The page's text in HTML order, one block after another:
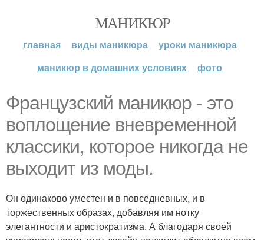
МАНИКЮР
главная виды маникюра
уроки маникюра
маникюр в домашних условиях
фото
Французский маникюр - это
воплощение вневременной
классики, которое никогда не
выходит из моды.
Он одинаково уместен и в повседневных, и в
торжественных образах, добавляя им нотку
элегантности и аристократизма. А благодаря своей